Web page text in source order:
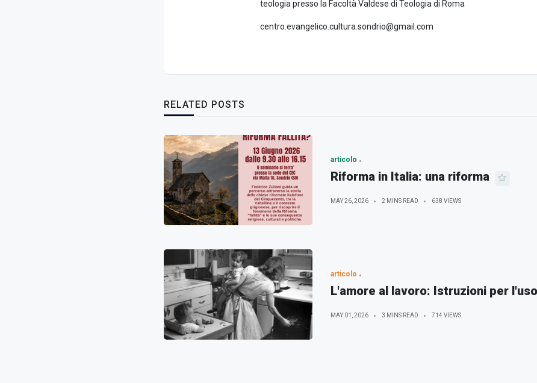
teologia presso la Facoltà Valdese di Teologia di Roma
centro.evangelico.cultura.sondrio@gmail.com
RELATED POSTS
articolo
Riforma in Italia: una riforma
MAY 26, 2026 2 MINS READ 638 VIEWS
articolo
L'amore al lavoro: Istruzioni per l'uso
MAY 01, 2026 3 MINS READ 714 VIEWS